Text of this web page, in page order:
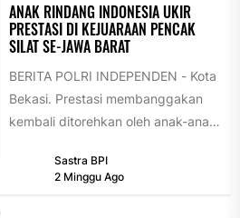
ANAK RINDANG INDONESIA UKIR
PRESTASI DI KEJUARAAN PENCAK
SILAT SE-JAWA BARAT
BERITA POLRI INDEPENDEN - Kota
Bekasi. Prestasi membanggakan
kembali ditorehkan oleh anak-anak
Dalam ajang PEMUDA PRESTASI...
Sastra BPI
2 Minggu Ago